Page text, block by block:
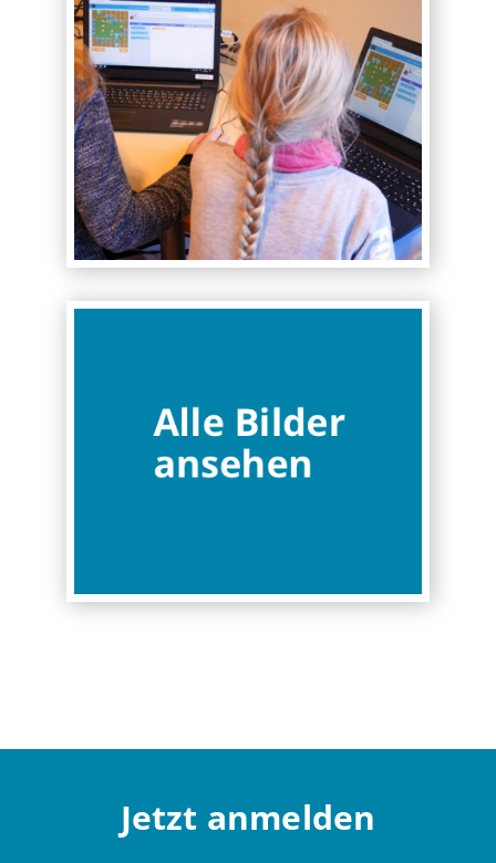
Jetzt anmelden